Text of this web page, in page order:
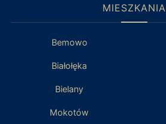
MIESZKANIA
Bemowo
Białołęka
Bielany
Mokotów